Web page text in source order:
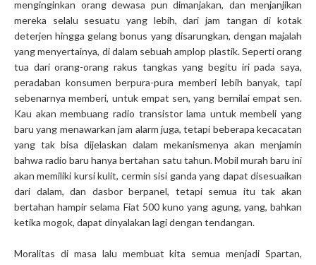
menginginkan orang dewasa pun dimanjakan, dan menjanjikan
mereka selalu sesuatu yang lebih, dari jam tangan di kotak
deterjen hingga gelang bonus yang disarungkan, dengan majalah
yang menyertainya, di dalam sebuah amplop plastik. Seperti orang
tua dari orang-orang rakus tangkas yang begitu iri pada saya,
peradaban konsumen berpura-pura memberi lebih banyak, tapi
sebenarnya memberi, untuk empat sen, yang bernilai empat sen.
Kau akan membuang radio transistor lama untuk membeli yang
baru yang menawarkan jam alarm juga, tetapi beberapa kecacatan
yang tak bisa dijelaskan dalam mekanismenya akan menjamin
bahwa radio baru hanya bertahan satu tahun. Mobil murah baru ini
akan memiliki kursi kulit, cermin sisi ganda yang dapat disesuaikan
dari dalam, dan dasbor berpanel, tetapi semua itu tak akan
bertahan hampir selama Fiat 500 kuno yang agung, yang, bahkan
ketika mogok, dapat dinyalakan lagi dengan tendangan.
Moralitas di masa lalu membuat kita semua menjadi Spartan,